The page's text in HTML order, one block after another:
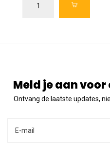
Meld je aan
Ontvang de laatste updates,